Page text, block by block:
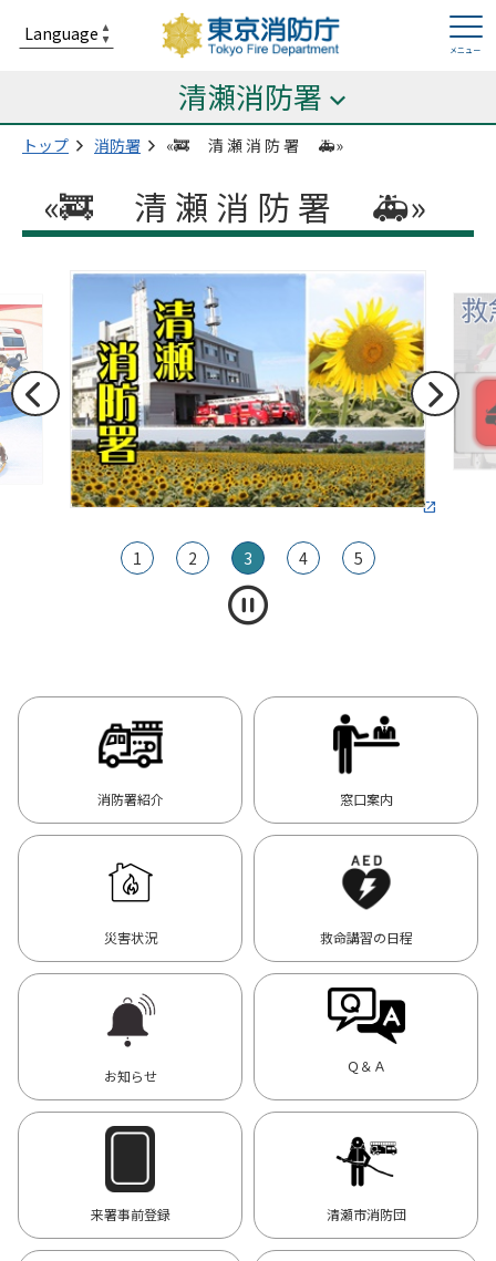
清瀬消防署
トップ 消防署 «🚒 清 瀬 消 防 署 🚑»
«🚒 清 瀬 消 防 署 🚑»
1 2 3 4 5
消防署紹介 窓口案内
災害状況 救命講習の日程
お知らせ
Ｑ＆Ａ
来署事前登録 清瀬市消防団